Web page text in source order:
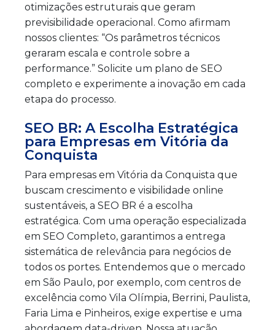
otimizações estruturais que geram
previsibilidade operacional. Como afirmam
nossos clientes: “Os parâmetros técnicos
geraram escala e controle sobre a
performance.” Solicite um plano de SEO
completo e experimente a inovação em cada
etapa do processo.
SEO BR: A Escolha Estratégica
para Empresas em Vitória da
Conquista
Para empresas em Vitória da Conquista que
buscam crescimento e visibilidade online
sustentáveis, a SEO BR é a escolha
estratégica. Com uma operação especializada
em SEO Completo, garantimos a entrega
sistemática de relevância para negócios de
todos os portes. Entendemos que o mercado
em São Paulo, por exemplo, com centros de
excelência como Vila Olímpia, Berrini, Paulista,
Faria Lima e Pinheiros, exige expertise e uma